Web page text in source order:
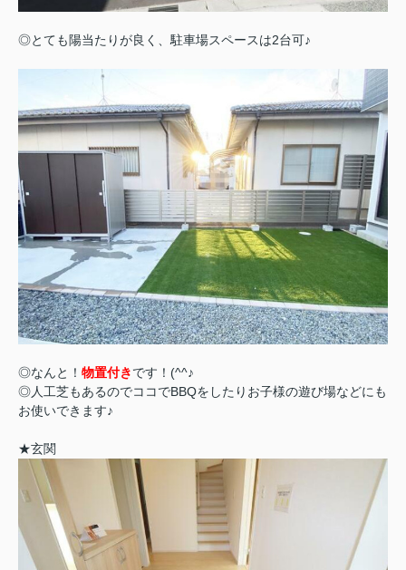
◎とても陽当たりが良く、駐車場スペースは2台可♪
◎なんと！ 物置付きです！(^^♪
◎人工芝もあるのでココでBBQをしたりお子様の遊び場などにも
お使いできます♪
★玄関